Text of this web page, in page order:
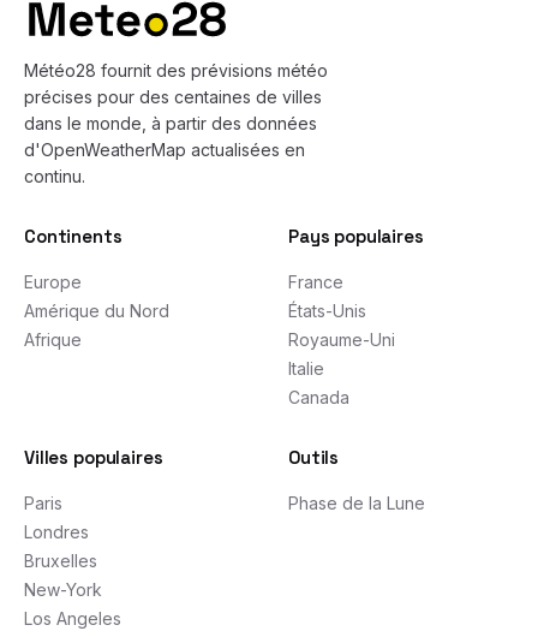
Météo28 fournit des prévisions météo
précises pour des centaines de villes
dans le monde, à partir des données
d'OpenWeatherMap actualisées en
continu.
Continents
Europe
Amérique du Nord
Afrique
Pays populaires
France
États-Unis
Royaume-Uni
Italie
Canada
Villes populaires
Paris
Londres
Bruxelles
New-York
Los Angeles
Outils
Phase de la Lune